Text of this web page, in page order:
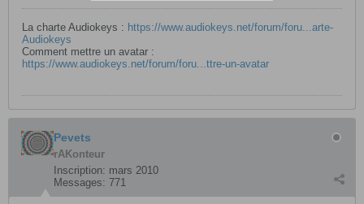
La charte Audiokeys : https://www.audiokeys.net/forum/foru...arte-
Audiokeys
Comment mettre un avatar :
https://www.audiokeys.net/forum/foru...ttre-un-avatar
Pevets
rAKonteur
Inscription: mars 2010
Messages: 771